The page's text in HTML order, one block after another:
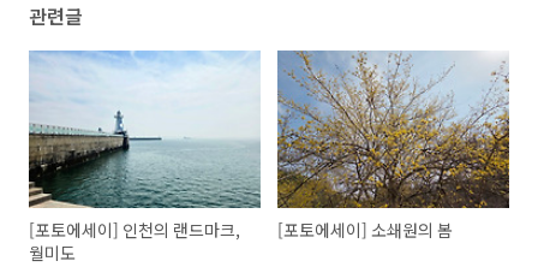
관련글
[포토에세이] 인천의 랜드마크,
월미도
[포토에세이] 소쇄원의 봄